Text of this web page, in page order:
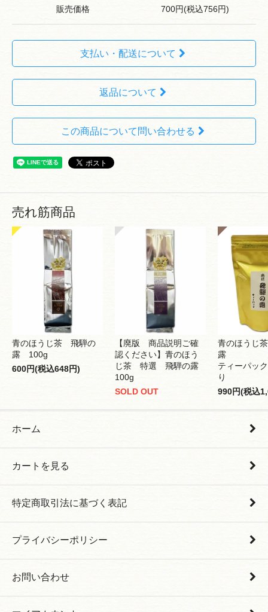
販売価格 700円(税込756円)
支払い・配送について
返品について
この商品について問い合わせる
売れ筋商品
青のほうじ茶 飛騨の
露 100g
600円(税込648円)
【廃版 商品説明ご確
認ください】青のほう
じ茶 特選 飛騨の露
100g
SOLD OUT
青のほうじ
露
ティーパッ
り
990円(税込
ホーム
カートを見る
特定商取引法に基づく表記
プライバシーポリシー
お問い合わせ